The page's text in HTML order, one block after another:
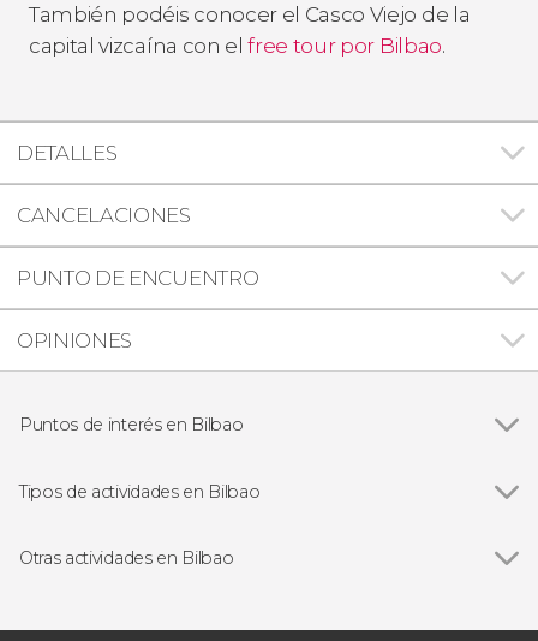
También podéis conocer el Casco Viejo de la
capital vizcaína con elfree tour por Bilbao.
DETALLES
CANCELACIONES
PUNTO DE ENCUENTRO
OPINIONES
Puntos de interés en Bilbao
San Juan de Gaztelugatxe
Tipos de actividades en Bilbao
Free Tours en Bilbao
Otras actividades en Bilbao
y Getaria